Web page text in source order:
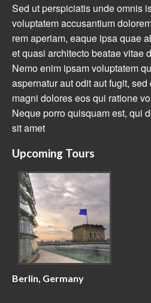
Sed ut perspiciatis unde omnis
voluptatem accusantium
rem aperiam, eaque ipsa quae
et quasi architecto beatae vitae
Nemo enim ipsam voluptatem
aspernatur aut odit aut fugit,
magni dolores eos qui ratione
Neque porro quisquam est, qui
sit amet
Upcoming Tours
Berlin, Germany